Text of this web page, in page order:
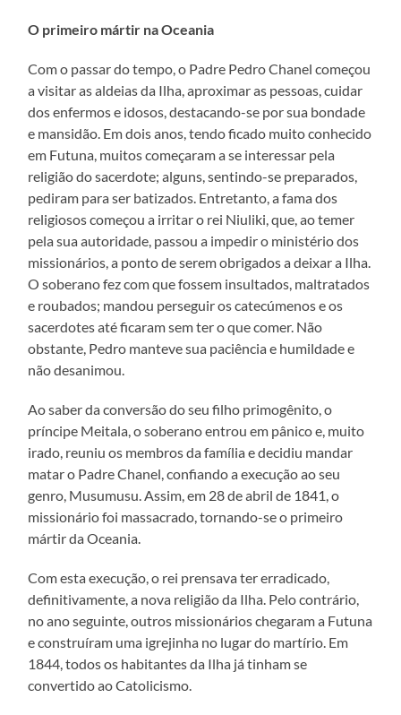
O primeiro mártir na Oceania
Com o passar do tempo, o Padre Pedro Chanel começou
a visitar as aldeias da Ilha, aproximar as pessoas, cuidar
dos enfermos e idosos, destacando-se por sua bondade
e mansidão. Em dois anos, tendo ficado muito conhecido
em Futuna, muitos começaram a se interessar pela
religião do sacerdote; alguns, sentindo-se preparados,
pediram para ser batizados. Entretanto, a fama dos
religiosos começou a irritar o rei Niuliki, que, ao temer
pela sua autoridade, passou a impedir o ministério dos
missionários, a ponto de serem obrigados a deixar a Ilha.
O soberano fez com que fossem insultados, maltratados
e roubados; mandou perseguir os catecúmenos e os
sacerdotes até ficaram sem ter o que comer. Não
obstante, Pedro manteve sua paciência e humildade e
não desanimou.
Ao saber da conversão do seu filho primogênito, o
príncipe Meitala, o soberano entrou em pânico e, muito
irado, reuniu os membros da família e decidiu mandar
matar o Padre Chanel, confiando a execução ao seu
genro, Musumusu. Assim, em 28 de abril de 1841, o
missionário foi massacrado, tornando-se o primeiro
mártir da Oceania.
Com esta execução, o rei prensava ter erradicado,
definitivamente, a nova religião da Ilha. Pelo contrário,
no ano seguinte, outros missionários chegaram a Futuna
e construíram uma igrejinha no lugar do martírio. Em
1844, todos os habitantes da Ilha já tinham se
convertido ao Catolicismo.